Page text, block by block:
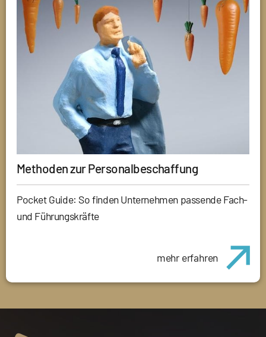
Methoden zur Personalbeschaffung
Pocket Guide: So finden Unternehmen passende Fach-
und Führungskräfte
mehr erfahren